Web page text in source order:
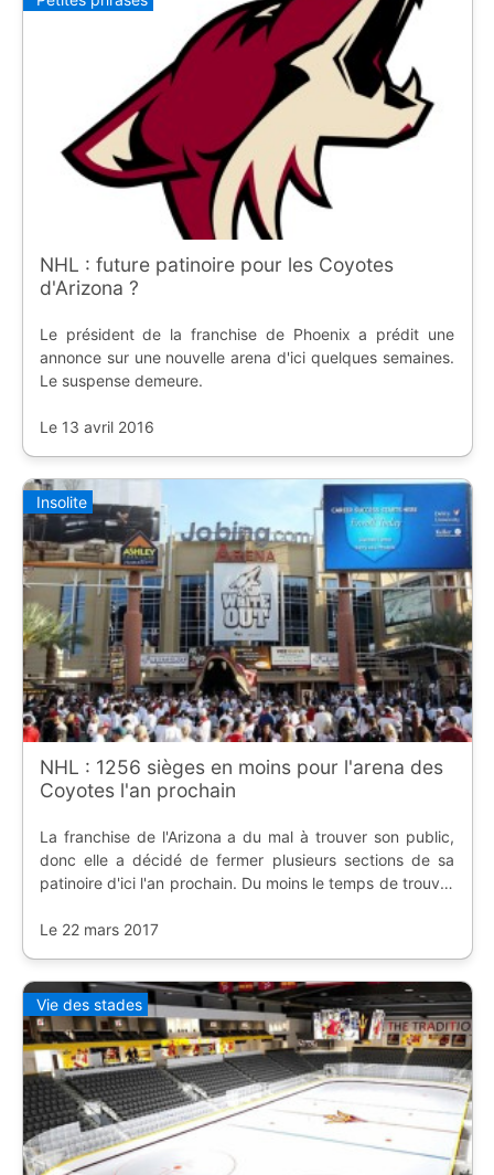
NHL : future patinoire pour les Coyotes
d'Arizona ?
Le président de la franchise de Phoenix a prédit une
annonce sur une nouvelle arena d'ici quelques semaines.
Le suspense demeure.
Le 13 avril 2016
Insolite
NHL : 1256 sièges en moins pour l'arena des
Coyotes l'an prochain
La franchise de l'Arizona a du mal à trouver son public,
donc elle a décidé de fermer plusieurs sections de sa
patinoire d'ici l'an prochain. Du moins le temps de trouver
Le 22 mars 2017
Vie des stades